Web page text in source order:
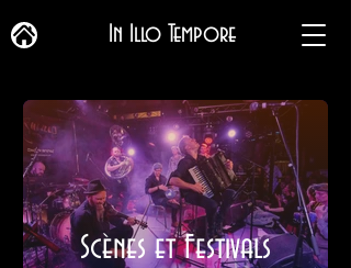
In Illo Tempore
Scènes et Festivals